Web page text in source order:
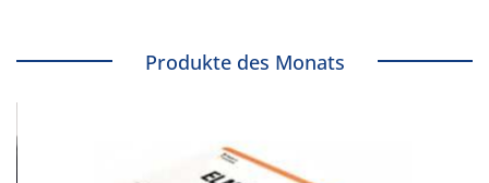
Produkte des Monats